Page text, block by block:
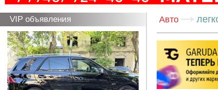
VIP объявления Авто